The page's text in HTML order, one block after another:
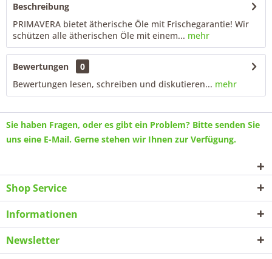
Beschreibung
PRIMAVERA bietet ätherische Öle mit Frischegarantie! Wir
schützen alle ätherischen Öle mit einem... mehr
Bewertungen
0
Bewertungen lesen, schreiben und diskutieren... mehr
Sie haben Fragen, oder es gibt ein Problem? Bitte senden Sie
uns eine E-Mail. Gerne stehen wir Ihnen zur Verfügung.
Shop Service
Informationen
Newsletter